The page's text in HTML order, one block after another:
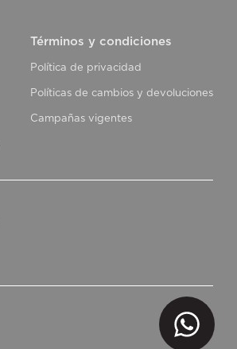
Términos y condiciones
Política de privacidad
Políticas de cambios y devoluciones
Campañas vigentes